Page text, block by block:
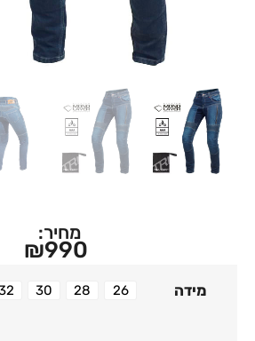
מחיר:
₪990
מידה 26
28
30
32